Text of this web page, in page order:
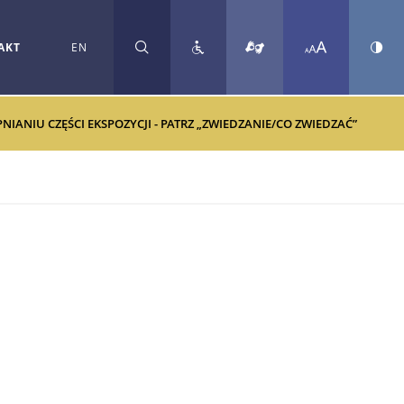
EN SZUKAJ
CZĘŚCI EKSPOZYCJI - PATRZ „ZWIEDZANIE/CO ZWIEDZAĆ”